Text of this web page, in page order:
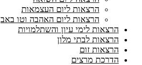
הרצאות ליום העצמאות
הרצאות ליום האהבה וטו באב
הרצאות לימי עיון והשתלמויות
הרצאות לבתי מלון
הרצאות זום
הדרכת מרצים